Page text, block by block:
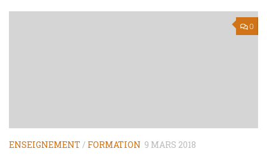
0
ENSEIGNEMENT / FORMATION 9 MARS 2018